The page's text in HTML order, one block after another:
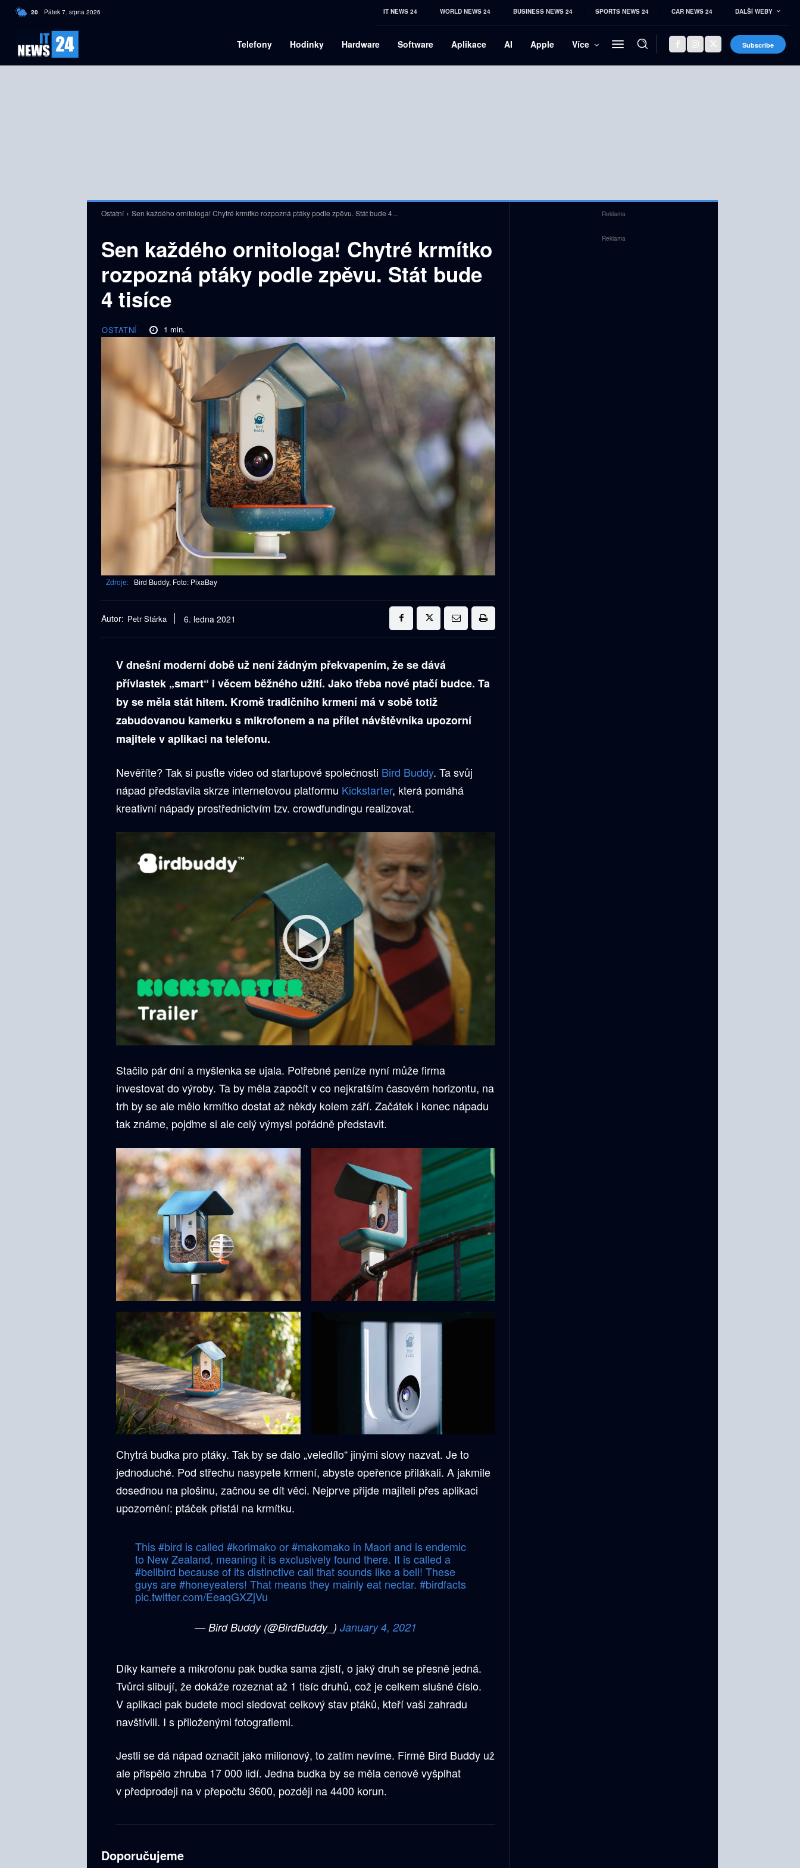
20 C Czech
Pátek 7. srpna 2026 IT NEWS 24 WORLD NEWS 24 BUSINESS NEWS 24 SPORTS NEWS 24 CAR NEWS 24 DALŠÍ WEBY
Telefony Hodinky Hardware Software Aplikace AI Apple Více Subscribe
Ostatní Sen každého ornitologa! Chytré krmítko rozpozná ptáky podle zpěvu. Stát bude 4...
Sen každého ornitologa! Chytré krmítko
rozpozná ptáky podle zpěvu. Stát bude
4 tisíce
OSTATNÍ 1 min.
Zdroje: Bird Buddy, Foto: PixaBay
Autor: Petr Stárka 6. ledna 2021
V dnešní moderní době už není žádným překvapením, že se dává
přívlastek „smart“ i věcem běžného užití. Jako třeba nové ptačí budce. Ta
by se měla stát hitem. Kromě tradičního krmení má v sobě totiž
zabudovanou kamerku s mikrofonem a na přílet návštěvníka upozorní
majitele v aplikaci na telefonu.
Nevěříte? Tak si pusťte video od startupové společnosti Bird Buddy. Ta svůj
nápad představila skrze internetovou platformu Kickstarter, která pomáhá
kreativní nápady prostřednictvím tzv. crowdfundingu realizovat.
Stačilo pár dní a myšlenka se ujala. Potřebné peníze nyní může firma
investovat do výroby. Ta by měla započít v co nejkratším časovém horizontu, na
trh by se ale mělo krmítko dostat až někdy kolem září. Začátek i konec nápadu
tak známe, pojďme si ale celý výmysl pořádně představit.
Chytrá budka pro ptáky. Tak by se dalo „veledílo“ jinými slovy nazvat. Je to
jednoduché. Pod střechu nasypete krmení, abyste opeřence přilákali. A jakmile
dosednou na plošinu, začnou se dít věci. Nejprve přijde majiteli přes aplikaci
upozornění: ptáček přistál na krmítku.
This#bird is called #korimako or#makomako in Maori and is endemic
to New Zealand, meaning it is exclusively found there. It is called a
#bellbird because of its distinctive call that sounds like a bell! These
guys are#honeyeaters! That means they mainly eat nectar. #birdfacts
pic.twitter.com/EeaqGXZjVu
— Bird Buddy (@BirdBuddy_)January 4, 2021
Díky kameře a mikrofonu pak budka sama zjistí, o jaký druh se přesně jedná.
Tvůrci slibují, že dokáže rozeznat až 1 tisíc druhů, což je celkem slušné číslo.
V aplikaci pak budete moci sledovat celkový stav ptáků, kteří vaši zahradu
navštívili. I s přiloženými fotografiemi.
Jestli se dá nápad označit jako milionový, to zatím nevíme. Firmě Bird Buddy už
ale přispělo zhruba 17 000 lidí. Jedna budka by se měla cenově vyšplhat
v předprodeji na v přepočtu 3600, později na 4400 korun.
Doporučujeme
Reklama
Reklama